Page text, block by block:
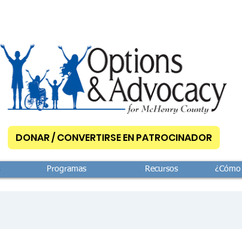
DONAR / CONVERTIRSE EN PATROCINADOR
Programas Recursos